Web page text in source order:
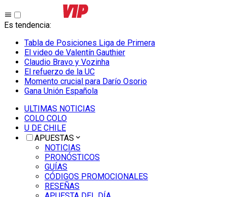
Es tendencia:
Tabla de Posiciones Liga de Primera
El video de Valentín Gauthier
Claudio Bravo y Vozinha
El refuerzo de la UC
Momento crucial para Darío Osorio
Gana Unión Española
ULTIMAS NOTICIAS
COLO COLO
U DE CHILE
APUESTAS
NOTICIAS
PRONÓSTICOS
GUÍAS
CÓDIGOS PROMOCIONALES
RESEÑAS